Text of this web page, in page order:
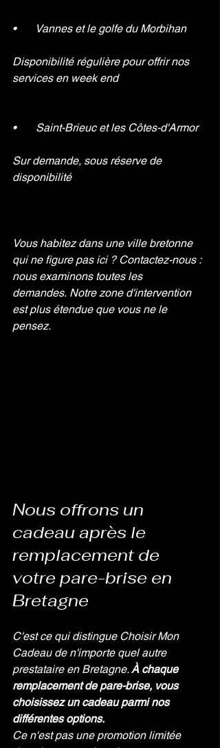
•       Vannes et le golfe du Morbihan
Disponibilité régulière pour offrir nos
services en week end
•       Saint-Brieuc et les Côtes-d'Armor
Sur demande, sous réserve de
disponibilité
Vous habitez dans une ville bretonne
qui ne figure pas ici ? Contactez-nous :
nous examinons toutes les
demandes. Notre zone d'intervention
est plus étendue que vous ne le
pensez.
Nous offrons un
cadeau après le
remplacement de
votre pare-brise en
Bretagne
C'est ce qui distingue Choisir Mon
Cadeau de n'importe quel autre
prestataire en Bretagne. À chaque
remplacement de pare-brise, vous
choisissez un cadeau parmi nos
différentes options.
Ce n'est pas une promotion limitée